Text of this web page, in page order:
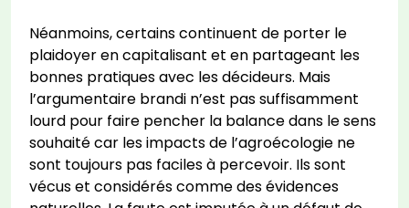
Néanmoins, certains continuent de porter le
plaidoyer en capitalisant et en partageant les
bonnes pratiques avec les décideurs. Mais
l’argumentaire brandi n’est pas suffisamment
lourd pour faire pencher la balance dans le sens
souhaité car les impacts de l’agroécologie ne
sont toujours pas faciles à percevoir. Ils sont
vécus et considérés comme des évidences